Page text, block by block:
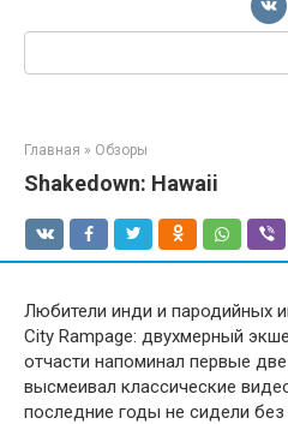
Поиск:
Главная » Обзоры
Shakedown: Hawaii
Любители инди и пародийных
City Rampage: двухмерный
отчасти напоминал первые
высмеивал классические
последние годы не сидели